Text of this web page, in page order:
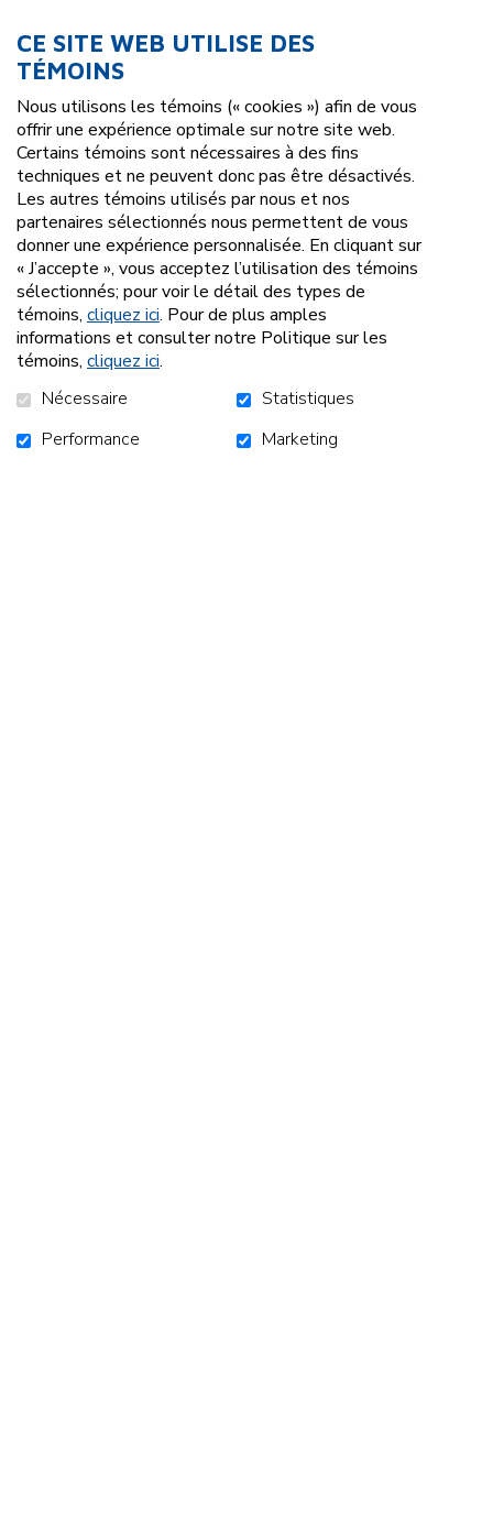
des espaces de rencontre, d’entraide et de participation
citoyenne pour les personnes en situation de pauvreté.
Deux façons de contribuer
Je prends un repas — 30 $
→ Reçu de don de 25 $
J’offre mon repas — 30 $
→ Le repas est remis à une personne participante de
COMSEP
→ Reçu de don de 30 $
Informations importantes
COMSEP
1060, rue St-François-Xavier, Trois-Rivières
CE SITE WEB UTILISE DES
TÉMOINS
Nous utilisons les témoins (« cookies ») afin de vous
offrir une expérience optimale sur notre site web.
Certains témoins sont nécessaires à des fins
techniques et ne peuvent donc pas être désactivés.
Les autres témoins utilisés par nous et nos
partenaires sélectionnés nous permettent de vous
donner une expérience personnalisée. En cliquant sur
« J’accepte », vous acceptez l’utilisation des témoins
sélectionnés; pour voir le détail des types de
témoins, cliquez ici. Pour de plus amples
informations et consulter notre Politique sur les
témoins, cliquez ici.
Nécessaire
Statistiques
Performance
Marketing